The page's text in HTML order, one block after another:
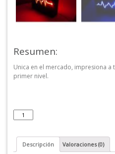
Resumen:
Unica en el mercado, impresiona a
primer nivel.
Barra
cantidad
Descripción Valoraciones (0)